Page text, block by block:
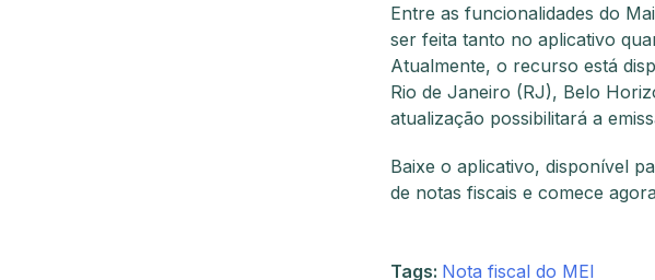
Entre as funcionalidades do
ser feita tanto no aplicativo
Atualmente, o recurso está
Rio de Janeiro (RJ), Belo
atualização possibilitará a
Baixe o aplicativo, disponível
de notas fiscais e comece
Tags: Nota fiscal do MEI